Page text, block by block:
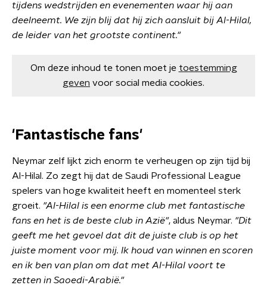
tijdens wedstrijden en evenementen waar hij aan
deelneemt. We zijn blij dat hij zich aansluit bij Al-Hilal,
de leider van het grootste continent."
Om deze inhoud te tonen moet je toestemming
geven voor social media cookies.
'Fantastische fans'
Neymar zelf lijkt zich enorm te verheugen op zijn tijd bij
Al-Hilal. Zo zegt hij dat de Saudi Professional League
spelers van hoge kwaliteit heeft en momenteel sterk
groeit. "Al-Hilal is een enorme club met fantastische
fans en het is de beste club in Azië", aldus Neymar. "Dit
geeft me het gevoel dat dit de juiste club is op het
juiste moment voor mij. Ik houd van winnen en scoren
en ik ben van plan om dat met Al-Hilal voort te
zetten in Saoedi-Arabië."